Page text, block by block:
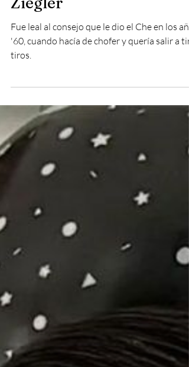
El hidalgo valor de Jean
Ziegler
Fue leal al consejo que le dio el Che en los